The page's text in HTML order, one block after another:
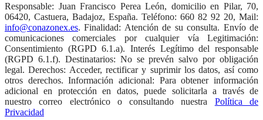
Responsable: Juan Francisco Perea León, domicilio en Pilar, 70,
06420, Castuera, Badajoz, España. Teléfono: 660 82 92 20, Mail:
info@conazonex.es. Finalidad: Atención de su consulta. Envío de
comunicaciones comerciales por cualquier vía Legitimación:
Consentimiento (RGPD 6.1.a). Interés Legítimo del responsable
(RGPD 6.1.f). Destinatarios: No se prevén salvo por obligación
legal. Derechos: Acceder, rectificar y suprimir los datos, así como
otros derechos. Información adicional: Para obtener información
adicional en protección en datos, puede solicitarla a través de
nuestro correo electrónico o consultando nuestra Política de
Privacidad